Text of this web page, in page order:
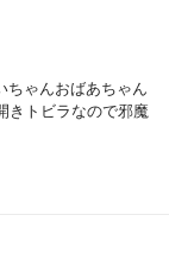
ちゃんおばあちゃん
きトビラなので邪魔